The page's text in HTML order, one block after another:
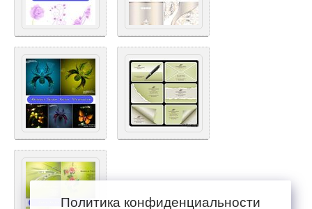
Политика конфиденциальности